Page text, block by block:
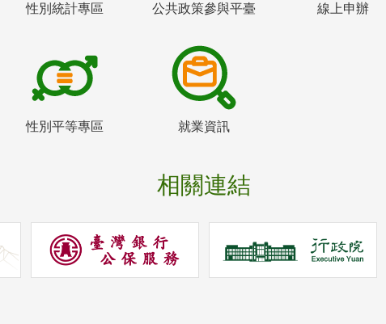
性別統計專區 公共政策參與平臺 線上申辦
性別平等專區 就業資訊
相關連結